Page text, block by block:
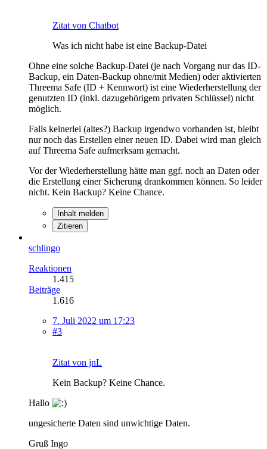
Zitat von Chatbot
Was ich nicht habe ist eine Backup-Datei
Ohne eine solche Backup-Datei (je nach Vorgang nur das ID-
Backup, ein Daten-Backup ohne/mit Medien) oder aktivierten
Threema Safe (ID + Kennwort) ist eine Wiederherstellung der
genutzten ID (inkl. dazugehörigem privaten Schlüssel) nicht
möglich.
Falls keinerlei (altes?) Backup irgendwo vorhanden ist, bleibt
nur noch das Erstellen einer neuen ID. Dabei wird man gleich
auf Threema Safe aufmerksam gemacht.
Vor der Wiederherstellung hätte man ggf. noch an Daten oder
die Erstellung einer Sicherung drankommen können. So leider
nicht. Kein Backup? Keine Chance.
Inhalt melden
Zitieren
schlingo
Reaktionen
1.415
Beiträge
1.616
7. Juli 2022 um 17:23
#3
Zitat von jnL
Kein Backup? Keine Chance.
Hallo
ungesicherte Daten sind unwichtige Daten.
Gruß Ingo